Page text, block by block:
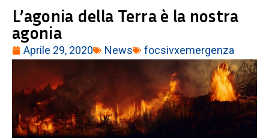
L’agonia della Terra è la nostra
agonia
Aprile 29, 2020 News focsivxemergenza